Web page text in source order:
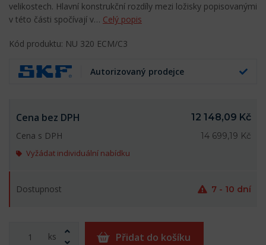
velikostech. Hlavní konstrukční rozdíly mezi ložisky popisovanými
v této části spočívají v… Celý popis
Kód produktu: NU 320 ECM/C3
Autorizovaný prodejce
Cena bez DPH
12 148,09 Kč
Cena s DPH
14 699,19 Kč
Vyžádat individuální nabídku
Dostupnost 7 - 10 dní
ks Přidat do košíku